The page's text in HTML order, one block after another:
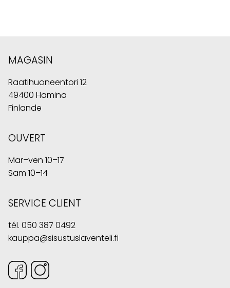
MAGASIN
Raatihuoneentori 12
49400 Hamina
Finlande
OUVERT
Mar–ven 10–17
Sam 10–14
SERVICE CLIENT
tél. 050 387 0492
kauppa@sisustuslaventeli.fi